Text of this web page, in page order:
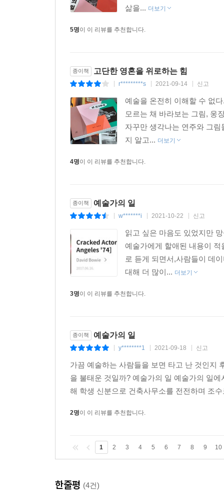
삶을... 더보기
5명이 이 리뷰를 추천합니다.
종이책 고단한 영혼을 위로하는 힘
r*********s 2021-09-14 신고
예술을 온전히 이해할 수 없
모르는 채 바라보는 그림, 웅
자꾸만 생각나는 연주와 그
지 알고... 더보기
4명이 이 리뷰를 추천합니다.
종이책 예술가의 일
w*******i 2021-10-22 신고
읽고 싶은 마음도 있었지만
예술가에게 할애된 내용이
로 듣게 되면서,사람들이 데
대해 더 많이... 더보기
3명이 이 리뷰를 추천합니다.
종이책 예술가의 일
y********1 2021-09-18 신고
가끔 예술하는 사람들을 보면 타고 난 것인지
을 불태운 것일까? 예술가의 일 예술가의 일
해 학생 신분으로 건축사무소를 전전하며 조
2명이 이 리뷰를 추천합니다.
1 2 3 4 5 6 7 8 9 10
한줄평 (4건)